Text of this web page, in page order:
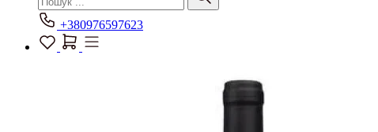
+380976597623